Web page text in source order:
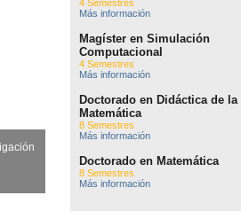
4 Semestres
Más información
Magíster en Simulación
Computacional
4 Semestres
Más información
Doctorado en Didáctica de la
Matemática
8 Semestres
Más información
Doctorado en Matemática
8 Semestres
Más información